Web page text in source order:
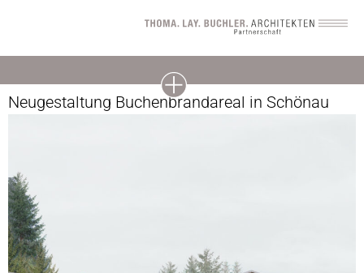
Neugestaltung Buchenbrandareal in Schönau